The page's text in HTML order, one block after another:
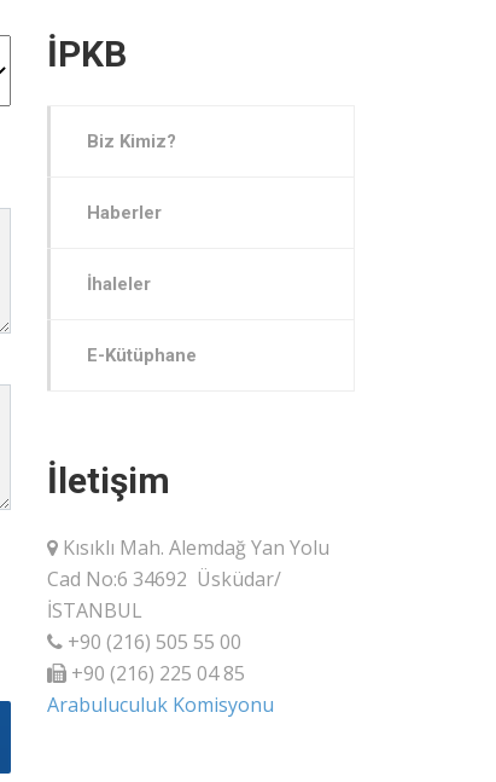
İPKB
Biz Kimiz?
Haberler
İhaleler
E-Kütüphane
İletişim
Kısıklı Mah. Alemdağ Yan Yolu
Cad No:6 34692 Üsküdar/
İSTANBUL
+90 (216) 505 55 00
+90 (216) 225 04 85
Arabuluculuk Komisyonu